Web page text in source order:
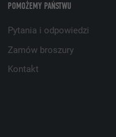
POMOŻEMY PAŃSTWU
Pytania i odpowiedzi
Zamów broszury
Kontaktdo